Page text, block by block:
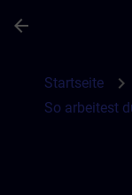
arrow_back
Startseite chevron_right
So arbeitest